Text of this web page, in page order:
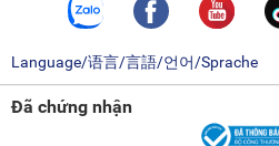
Language/语言/言語/언어/Sprache
Đã chứng nhận